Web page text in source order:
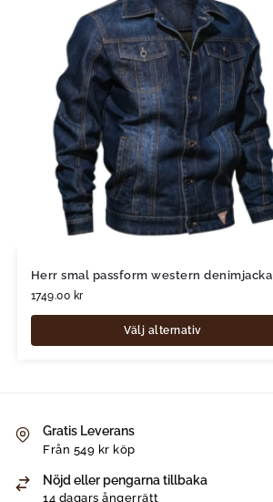
Herr smal passform western denimjacka
1749.00 kr
Välj alternativ
Gratis Leverans
Från 549 kr köp
Nöjd eller pengarna tillbaka
14 dagars ångerrätt